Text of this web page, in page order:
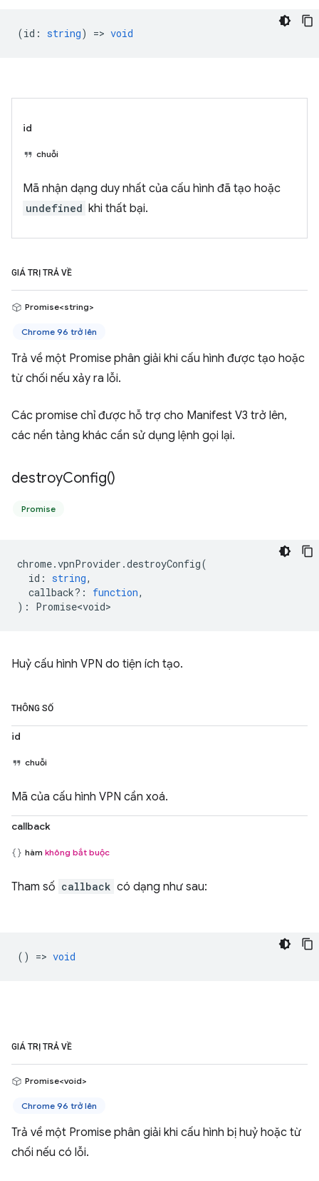
(id : string) => void
id
chuỗi
Mã nhận dạng duy nhất của cấu hình đã tạo hoặc
undefined khi thất bại.
GIÁ TRỊ TRẢ VỀ
Promise<string>
Chrome 96 trở lên
Trả về một Promise phân giải khi cấu hình được tạo hoặc
từ chối nếu xảy ra lỗi.
Các promise chỉ được hỗ trợ cho Manifest V3 trở lên,
các nền tảng khác cần sử dụng lệnh gọi lại.
destroyConfig()
Promise
chrome.vpnProvider .destroyConfig(
id : string,
callback? : function,
) : Promise<void>
Huỷ cấu hình VPN do tiện ích tạo.
THÔNG SỐ
id
chuỗi
Mã của cấu hình VPN cần xoá.
callback
hàm không bắt buộc
Tham số callback có dạng như sau:
() => void
GIÁ TRỊ TRẢ VỀ
Promise<void>
Chrome 96 trở lên
Trả về một Promise phân giải khi cấu hình bị huỷ hoặc từ
chối nếu có lỗi.